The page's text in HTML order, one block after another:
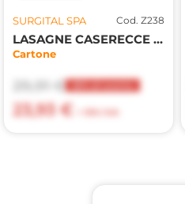
SURGITAL SPA Cod. Z238
LASAGNE CASERECCE 330g
Cartone
20% di sconto
29,91 €
23,93 €